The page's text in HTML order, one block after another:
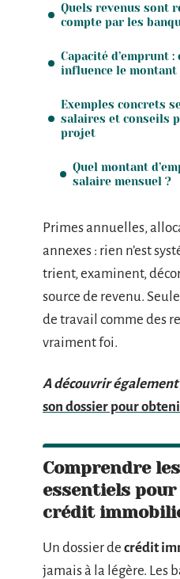
Quels revenus sont
compte par les
Capacité d’emprunt
influence le montant
Exemples concrets
salaires et conseils
projet
Quel montant
salaire mensuel ?
Primes annuelles,
annexes : rien n’est
trient, examinent,
source de revenu.
de travail comme des
vraiment foi.
A découvrir également
son dossier pour
Comprendre
essentiels
crédit
Un dossier de crédit
jamais à la légère. Les